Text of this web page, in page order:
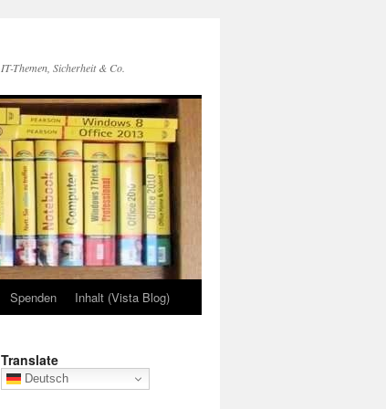
IT-Themen, Sicherheit & Co.
Spenden Inhalt (Vista Blog)
Translate
Deutsch